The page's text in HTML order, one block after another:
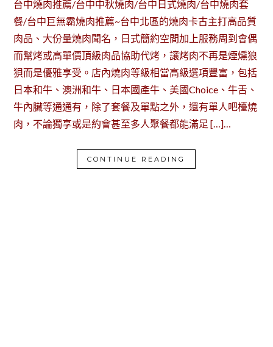
台中燒肉推薦/台中中秋燒肉/台中日式燒肉/台中燒肉套
餐/台中巨無霸燒肉推薦~台中北區的燒肉卡古主打高品質
肉品、大份量燒肉聞名，日式簡約空間加上服務周到會偶
而幫烤或高單價頂級肉品協助代烤，讓烤肉不再是煙燻狼
狽而是優雅享受。店內燒肉等級相當高級選項豐富，包括
日本和牛、澳洲和牛、日本國產牛、美國Choice、牛舌、
牛內臟等通通有，除了套餐及單點之外，還有單人吧檯燒
肉，不論獨享或是約會甚至多人聚餐都能滿足 […]…
CONTINUE READING